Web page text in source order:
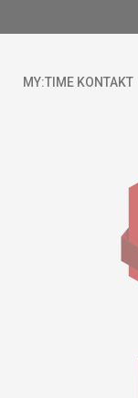
MY:TIME KONTAKT